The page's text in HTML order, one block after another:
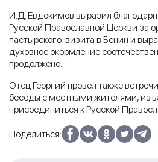
И.Д. Евдокимов выразил
Русской Православной Церкви за
пастырского визита в Бенин и
духовное окормление
продолжено.
Отец Георгий провел также
беседы с местными жителями,
присоединиться к Русской
Поделиться: